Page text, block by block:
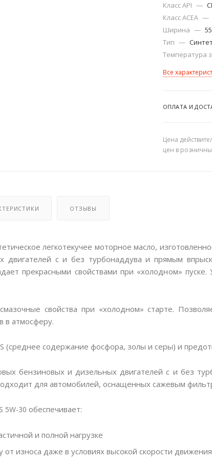
Класс API —
Класс ACEA —
Ширина — 55
Тип —
Температура
Все
ОПЛАТА И
Цена
цен в
ОТЗЫВЫ
легкотекучее моторное масло,
двигателей с и без турбонаддува и прямым
прекрасными свойствами при «холодном»
свойства при «холодном» старте.
в атмосферу.
(среднее содержание фосфора, золы и серы) и
бензиновых и дизельных двигателей с и без
для автомобилей, оснащенных сажевым
5W-30 обеспечивает:
и полной нагрузке
износа даже в условиях высокой скорости